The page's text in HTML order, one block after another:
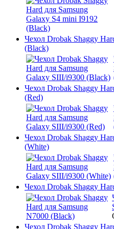
Чехол Drobak Shaggy
(Black)
Чехол Drobak Shaggy
(Red)
Чехол Drobak Shaggy
(White)
Чехол Drobak Shaggy
Чехол Drobak Shaggy